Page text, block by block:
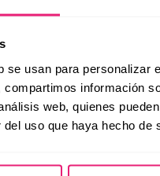
se usan para
información
web, quienes
uso que haya hecho de